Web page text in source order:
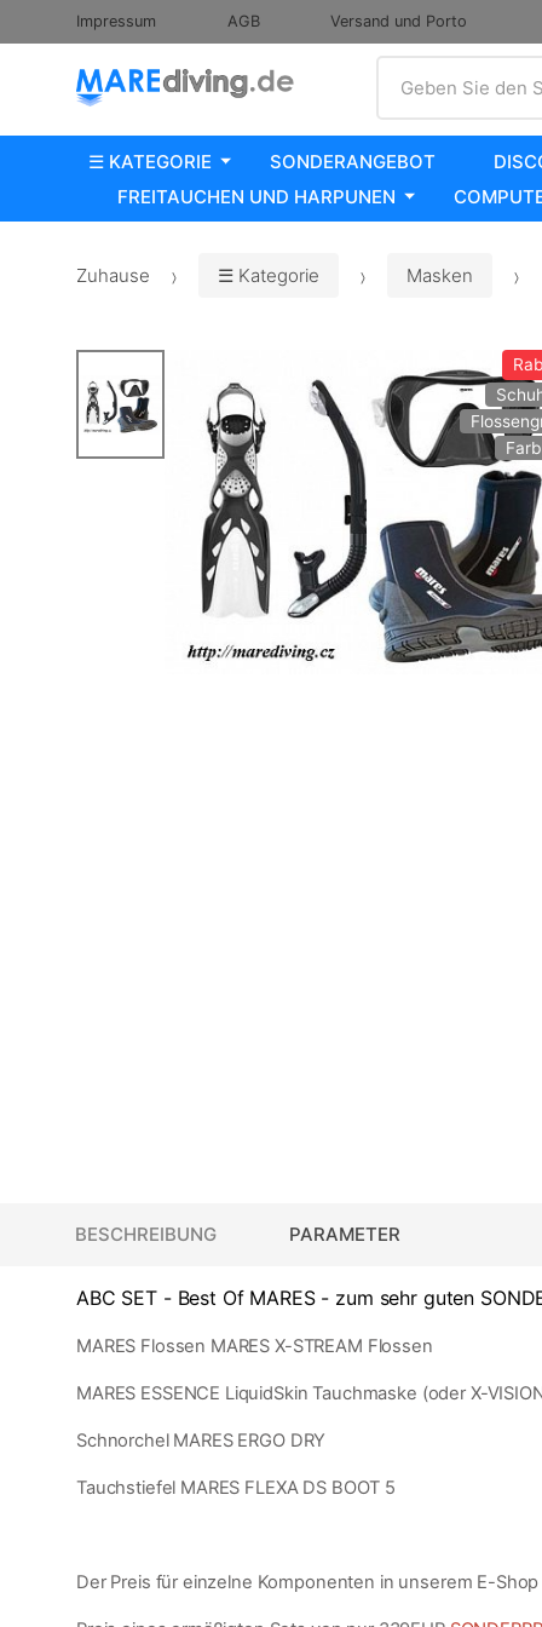
Impressum AGB Versand und Porto
Geben Sie den
☰ KATEGORIE SONDERANGEBOT
FREITAUCHEN UND HARPUNEN
Zuhause ☰ Kategorie Masken
BESCHREIBUNG PARAMETER
ABC SET - Best Of MARES - zum sehr guten
MARES Flossen MARES X-STREAM Flossen
MARES ESSENCE LiquidSkin Tauchmaske (oder X-
Schnorchel MARES ERGO DRY
Tauchstiefel MARES FLEXA DS BOOT 5
Der Preis für einzelne Komponenten in unserem E-